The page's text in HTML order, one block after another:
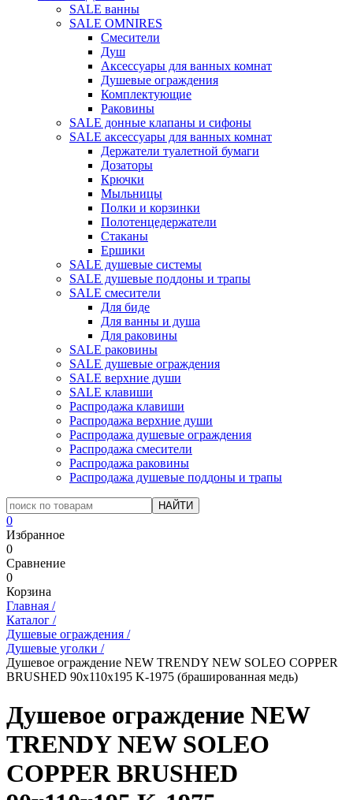
SALE ванны
SALE OMNIRES
Смесители
Душ
Аксессуары для ванных комнат
Душевые ограждения
Комплектующие
Раковины
SALE донные клапаны и сифоны
SALE аксессуары для ванных комнат
Держатели туалетной бумаги
Дозаторы
Крючки
Мыльницы
Полки и корзинки
Полотенцедержатели
Стаканы
Ершики
SALE душевые системы
SALE душевые поддоны и трапы
SALE смесители
Для биде
Для ванны и душа
Для раковины
SALE раковины
SALE душевые ограждения
SALE верхние души
SALE клавиши
Распродажа клавиши
Распродажа верхние души
Распродажа душевые ограждения
Распродажа смесители
Распродажа раковины
Распродажа душевые поддоны и трапы
0
Избранное
0
Сравнение
0
Корзина
Главная /
Каталог /
Душевые ограждения /
Душевые уголки /
Душевое ограждение NEW TRENDY NEW SOLEO COPPER
BRUSHED 90x110x195 K-1975 (брашированная медь)
Душевое ограждение NEW
TRENDY NEW SOLEO
COPPER BRUSHED